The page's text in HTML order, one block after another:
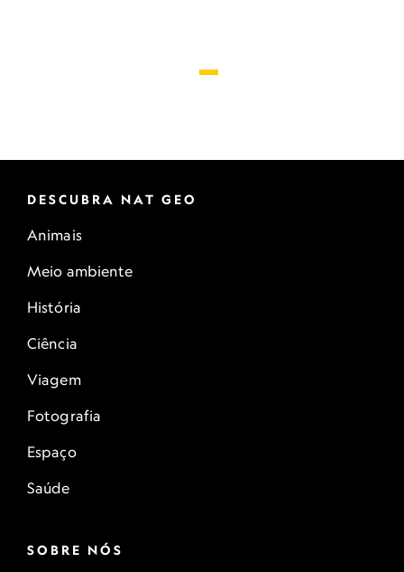
DESCUBRA NAT GEO
Animais
Meio ambiente
História
Ciência
Viagem
Fotografia
Espaço
Saúde
SOBRE NÓS